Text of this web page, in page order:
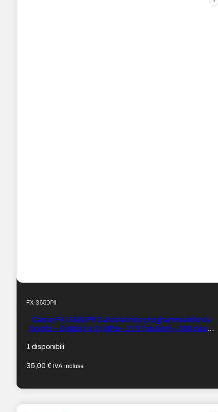
FX-3650PII
Casio FX-3650PII Calcolatrice programmabile da
tavolo – Display a 2 righe – 279 funzioni – 360 passi
1 disponibili
35,00€ IVA inclusa